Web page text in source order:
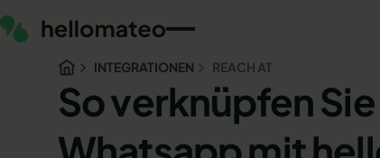
INTEGRATIONEN REACH AT
So verknüpfen